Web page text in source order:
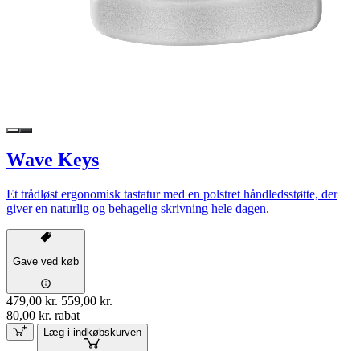
Wave Keys
Et trådløst ergonomisk tastatur med en polstret håndledsstøtte, der
giver en naturlig og behagelig skrivning hele dagen.
Gave ved køb
479,00 kr. 559,00 kr.
80,00 kr. rabat
Læg i indkøbskurven